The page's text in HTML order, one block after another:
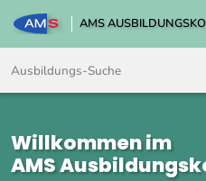
AMS
Willkommen im
AMS